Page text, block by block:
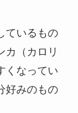
ているもの
カ（カロリ
くなってい
好みのもの